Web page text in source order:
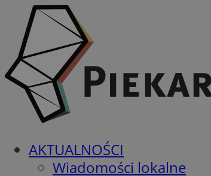
AKTUALNOŚCI
Wiadomości lokalne